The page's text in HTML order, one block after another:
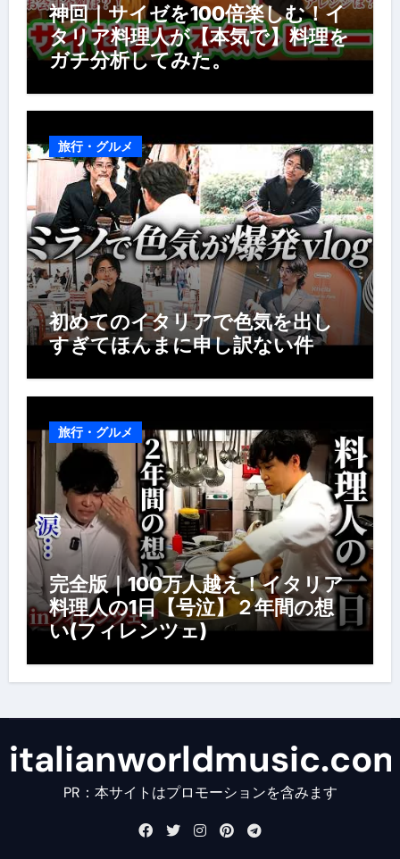
神回｜サイゼを100倍楽しむ！イ
タリア料理人が【本気で】料理を
ガチ分析してみた。
旅行・グルメ
初めてのイタリアで色気を出し
すぎてほんまに申し訳ない件
旅行・グルメ
完全版｜100万人越え！イタリア
料理人の1日【号泣】２年間の想
い(フィレンツェ)
PR：本サイトはプロモーションを含みます